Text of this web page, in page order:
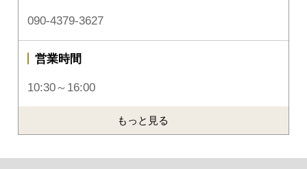
090-4379-3627
営業時間
10:30～16:00
もっと見る